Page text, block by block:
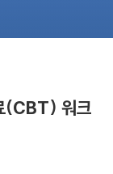
(CBT) 워크